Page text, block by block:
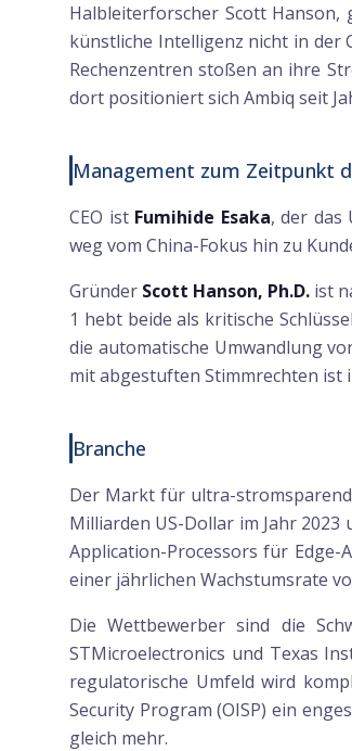
Halbleiterforscher Scott Hanson,
künstliche Intelligenz nicht in der
Rechenzentren stoßen an ihre
dort positioniert sich Ambiq seit
Management zum Zeitpunkt
CEO ist Fumihide Esaka, der das
weg vom China-Fokus hin zu
Gründer Scott Hanson, Ph.D. ist
1 hebt beide als kritische
die automatische Umwandlung
mit abgestuften Stimmrechten ist
Branche
Der Markt für ultra-
Milliarden US-Dollar im Jahr
Application-Processors für
einer jährlichen Wachstumsrate
Die Wettbewerber sind die
STMicroelectronics und Texas
regulatorische Umfeld wird
Security Program (OISP) ein
gleich mehr.